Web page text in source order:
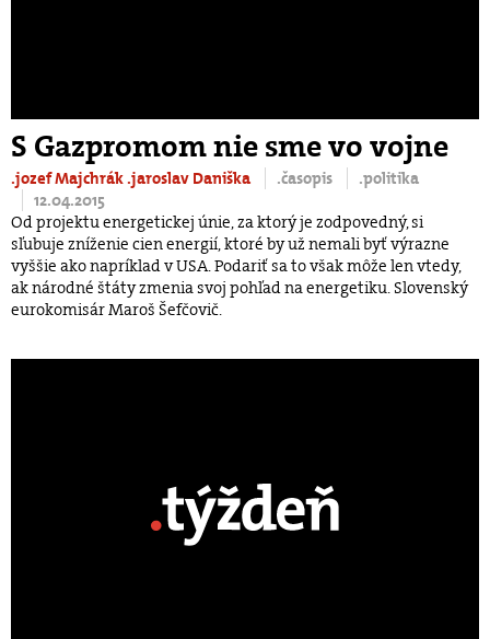
S Gazpromom nie sme vo vojne
.jozef Majchrák.jaroslav Daniška .časopis
.politika
12.04.2015
Od projektu energetickej únie, za ktorý je zodpovedný, si
sľubuje zníženie cien energií, ktoré by už nemali byť výrazne
vyššie ako napríklad v USA. Podariť sa to však môže len vtedy,
ak národné štáty zmenia svoj pohľad na energetiku. Slovenský
eurokomisár Maroš Šefčovič.